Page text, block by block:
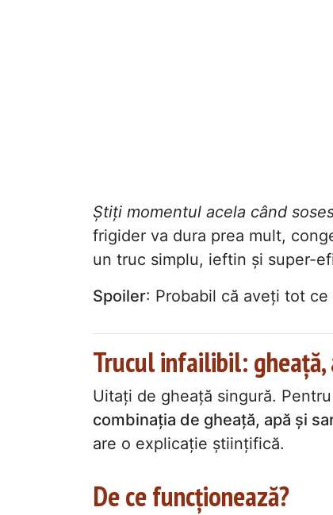
Știți momentul acela când
frigider va dura prea mult,
un truc simplu, ieftin și super-
Spoiler: Probabil că aveți tot
Trucul infailibil: gheață,
Uitați de gheață singură.
combinația de gheață, apă și
are o explicație științifică.
De ce funcționează?